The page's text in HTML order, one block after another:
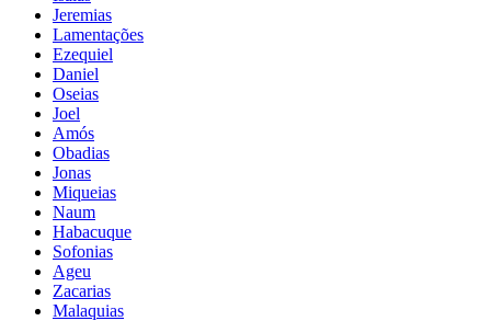
Jeremias
Lamentações
Ezequiel
Daniel
Oseias
Joel
Amós
Obadias
Jonas
Miqueias
Naum
Habacuque
Sofonias
Ageu
Zacarias
Malaquias